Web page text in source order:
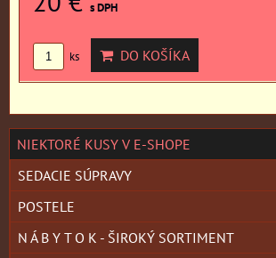
s DPH
ks DO KOŠÍKA
NIEKTORÉ KUSY V E-SHOPE
SEDACIE SÚPRAVY
POSTELE
N Á B Y T O K - ŠIROKÝ SORTIMENT